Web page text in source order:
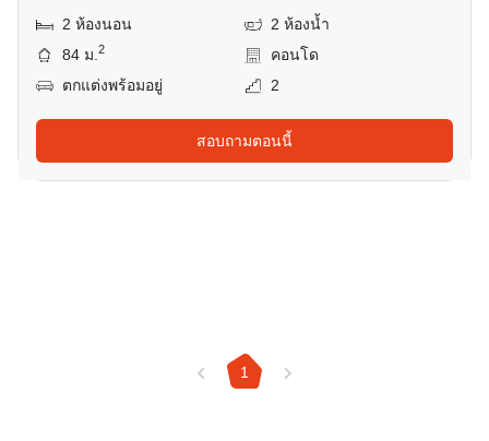
2 ห้องนอน
2 ห้องน้ำ
84 ม.2
คอนโด
ตกแต่งพร้อมอยู่
2
สอบถามตอนนี้
1